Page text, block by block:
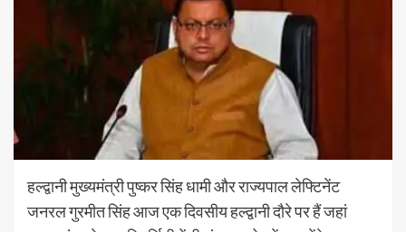
हल्द्वानी मुख्यमंत्री पुष्कर सिंह धामी और राज्यपाल लेफ्टिनेंट
जनरल गुरमीत सिंह आज एक दिवसीय हल्द्वानी दौरे पर हैं जहां